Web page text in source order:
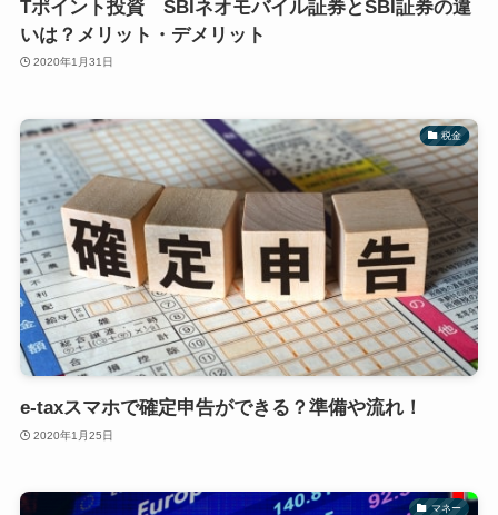
Tポイント投資 SBIネオモバイル証券とSBI証券の違
いは？メリット・デメリット
2020年1月31日
税金
e-taxスマホで確定申告ができる？準備や流れ！
2020年1月25日
マネー